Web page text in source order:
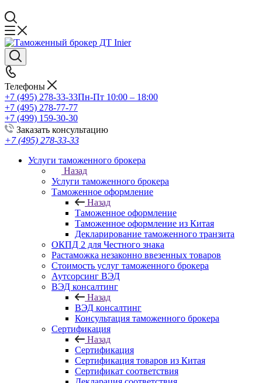
Телефоны
+7 (495) 278-33-33Пн-Пт 10:00 – 18:00
+7 (495) 278-77-77
+7 (499) 159-30-30
Заказать консультацию
+7 (495) 278-33-33
Услуги таможенного брокера
Назад
Услуги таможенного брокера
Таможенное оформление
Назад
Таможенное оформление
Таможенное оформление из Китая
Декларирование таможенного транзита
ОКПД 2 для Честного знака
Растаможка незаконно ввезенных товаров
Стоимость услуг таможенного брокера
Аутсорсинг ВЭД
ВЭД консалтинг
Назад
ВЭД консалтинг
Консультация таможенного брокера
Сертификация
Назад
Сертификация
Сертификация товаров из Китая
Сертификат соответствия